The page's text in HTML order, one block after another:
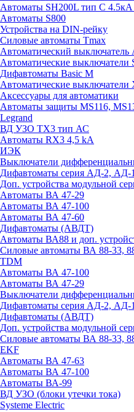
Автоматы SH200L тип С
Автоматы S800
Устройства на DIN-рейку
Силовые автоматы Tmax
Автоматический
Автоматические
Дифавтоматы Basic M
Автоматические выключатели
Аксессуары для автоматики
Автоматы защиты MS116,
Legrand
ВД УЗО TX3 тип АС
Автоматы RX3 4,5 kA
ИЭК
Выключатели
Дифавтоматы серия АД-2,
Доп. устройства модульной
Автоматы ВА 47-29
Автоматы ВА 47-100
Автоматы ВА 47-60
Дифавтоматы (АВДТ)
Автоматы ВА88 и доп.
Силовые автоматы ВА 88-33,
TDM
Автоматы ВА 47-100
Автоматы ВА 47-29
Выключатели
Дифавтоматы серия АД-2,
Дифавтоматы (АВДТ)
Доп. устройства модульной
Силовые автоматы ВА 88-33,
EKF
Автоматы ВА 47-63
Автоматы ВА 47-100
Автоматы ВА-99
ВД УЗО (блоки утечки тока)
Systeme Electric